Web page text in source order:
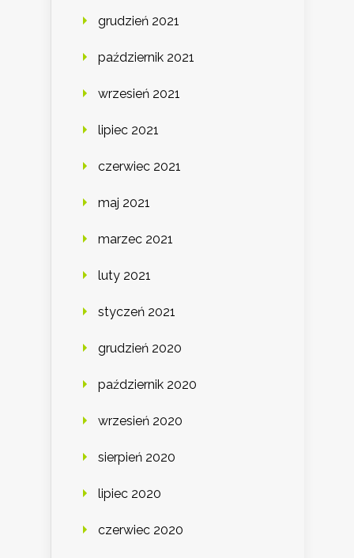
grudzień 2021
październik 2021
wrzesień 2021
lipiec 2021
czerwiec 2021
maj 2021
marzec 2021
luty 2021
styczeń 2021
grudzień 2020
październik 2020
wrzesień 2020
sierpień 2020
lipiec 2020
czerwiec 2020